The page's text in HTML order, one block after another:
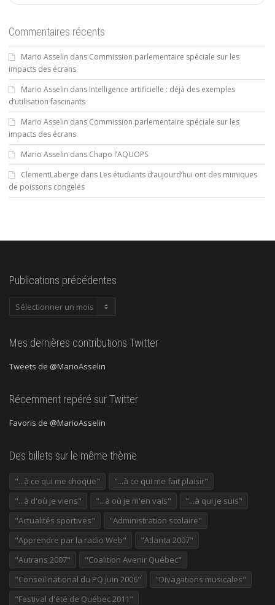
Commentaires récents
Mario Asselin dans Commission parlementaire spéciale sur les
impacts des écrans
Mario Asselin dans Intelligence artificielle : déjà des exemples
d’utilisation fascinants
Mario Asselin dans Commission parlementaire spéciale sur les
impacts des écrans
Mario Asselin dans Chapo l’AQUOPS
ClementLaberge dans Les étudiants d’aujourd’hui ont des mimiques
de poissons congelés
Publications précédentes
Publications
Mes dernières contributions Twitter
Tweets de @MarioAsselin
Récemment repéré sur Twitter
Favoris de @MarioAsselin
Des billets sur le même thème
"...à ce qui me choque"
"...à ce qui me fait plaisir"
"...à d'où je viens"
"...à où je m'en vais"
"...à qui je suis"
"Actualités sportives"
"Administration scolaire"
"Apprendre par la radio Web"
"Atlanta 2007"
"Autrans 2007"
"Coalition Avenir Québec"
"Conseil national du PQ juin 2006"
"Divagations musicales"
"Festival d'été de Québec 2011"